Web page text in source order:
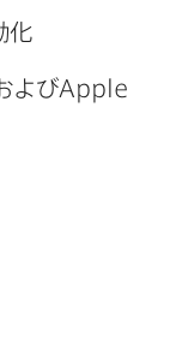
化
よびApple